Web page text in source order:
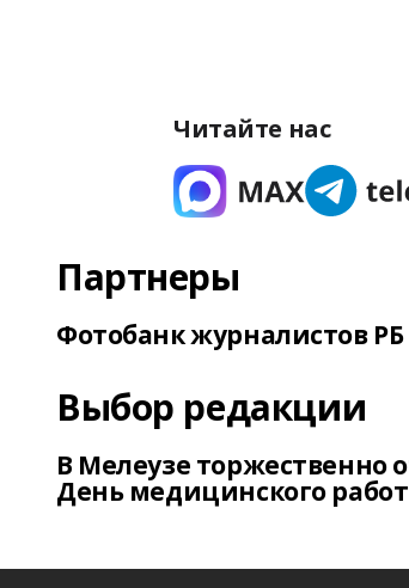
Читайте нас
Партнеры
Фотобанк журналистов РБ
Выбор редакции
В Мелеузе торжественно
День медицинского